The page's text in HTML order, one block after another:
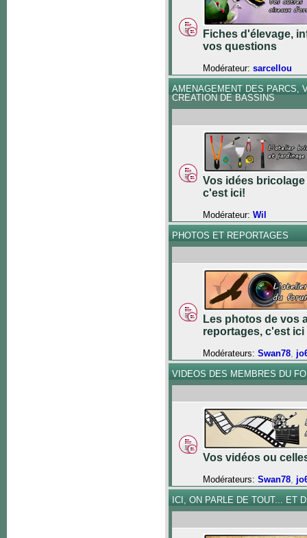
Fiches d'élevage,
vos questions
Modérateur: sarcellou
AMENAGEMENT DES PARCS,
CREATION DE BASSINS
Vos idées
c'est ici!
Modérateur: Wil
PHOTOS ET REPORTAGES
Les photos de vos
reportages, c'est ici
Modérateurs: Swan78,
VIDEOS DES MEMBRES DU
Vos vidéos ou
Modérateurs: Swan78,
ICI, ON PARLE DE TOUT... ET